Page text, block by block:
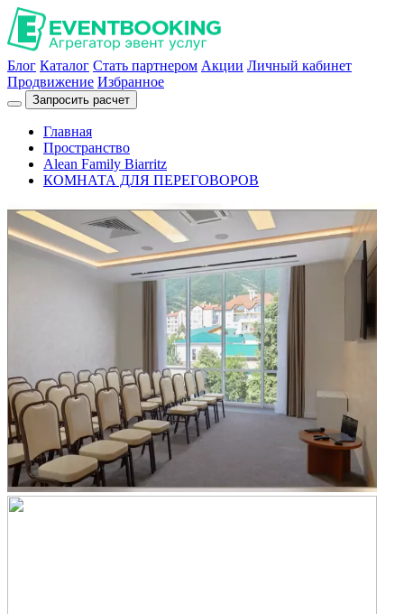
Блог Каталог Стать партнером Акции Личный кабинет
Продвижение Избранное
Запросить расчет
Главная
Пространство
Alean Family Biarritz
КОМНАТА ДЛЯ ПЕРЕГОВОРОВ